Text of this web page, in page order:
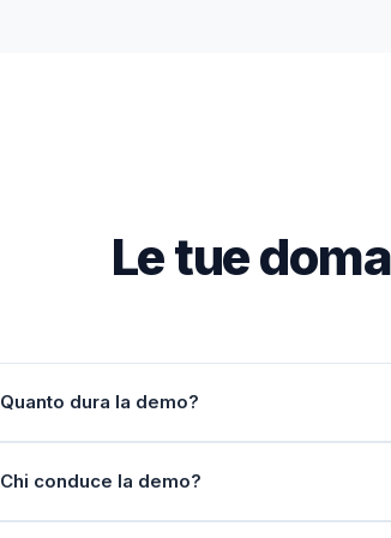
Le tue
Quanto dura la demo?
Chi conduce la demo?